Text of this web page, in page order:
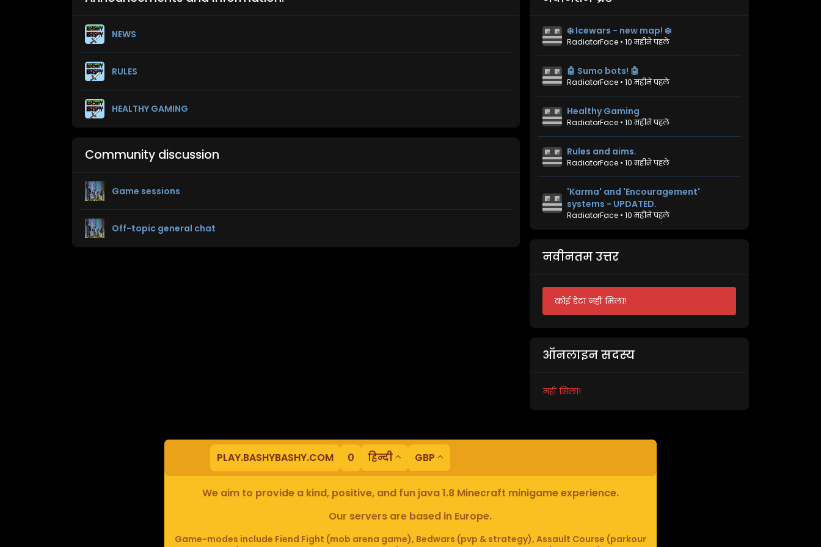
NEWS
RULES
HEALTHY GAMING
Community discussion
Game sessions
Off-topic general chat
❄️ Icewars - new map! ❄️
RadiatorFace • 10 महीने पहले
🤖 Sumo bots! 🤖
RadiatorFace • 10 महीने पहले
Healthy Gaming
RadiatorFace • 10 महीने पहले
Rules and aims.
RadiatorFace • 10 महीने पहले
'Karma' and 'Encouragement'
systems - UPDATED.
RadiatorFace • 10 महीने पहले
नवीनतम उत्तर
कोई डेटा नहीं मिला!
ऑनलाइन सदस्य
नहीं मिला!
PLAY.BASHYBASHY.COM 0 हिन्दी GBP
We aim to provide a kind, positive, and fun java 1.8 Minecraft minigame experience.
Our servers are based in Europe.
Game-modes include Fiend Fight (mob arena game), Bedwars (pvp & strategy), Assault Course (parkour